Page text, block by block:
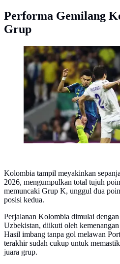
Performa Gemilang
Grup
Luis Diaz jadi sosok kunci
Uzbekistan di Piala Dunia
Kolombia tampil meyakinkan
2026, mengumpulkan total tujuh
memuncaki Grup K, unggul dua
posisi kedua.
Perjalanan Kolombia dimulai
Uzbekistan, diikuti oleh
Hasil imbang tanpa gol melawan
terakhir sudah cukup untuk
juara grup.